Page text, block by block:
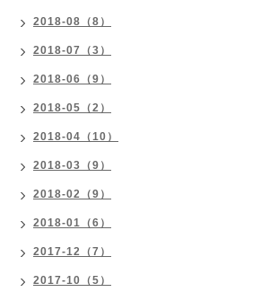
2018-08（8）
2018-07（3）
2018-06（9）
2018-05（2）
2018-04（10）
2018-03（9）
2018-02（9）
2018-01（6）
2017-12（7）
2017-10（5）